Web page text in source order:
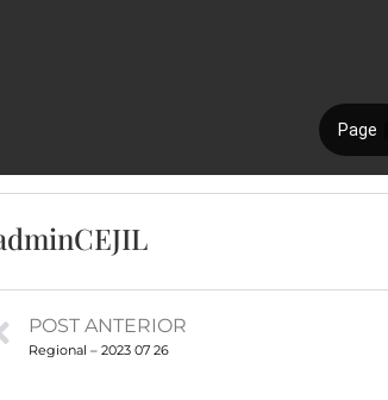
POST ANTERIOR
Regional – 2023 07 26